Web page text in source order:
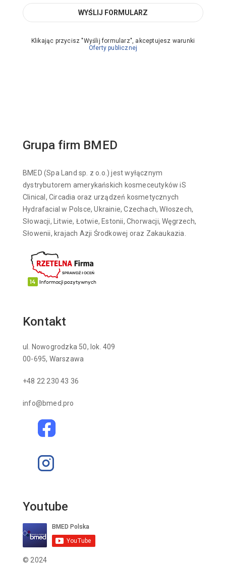
Klikając przycisz "Wyślij formularz", akceptujesz warunki
Oferty publicznej
Grupa firm BMED
BMED (Spa Land sp. z o.o.) jest wyłącznym
dystrybutorem amerykańskich kosmeceutyków iS
Clinical, Circadia oraz urządzeń kosmetycznych
Hydrafacial w Polsce, Ukrainie, Czechach, Włoszech,
Słowacji, Litwie, Łotwie, Estonii, Chorwacji, Węgrzech,
Słowenii, krajach Azji Środkowej oraz Zakaukazia.
Kontakt
ul. Nowogrodzka 50, lok. 409
00-695, Warszawa
+48 22 230 43 36
info@bmed.pro
Youtube
© 2024